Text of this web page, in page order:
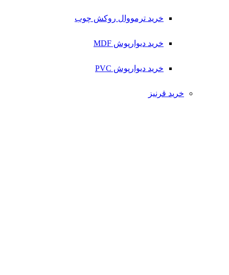
خرید ترمووال روکش چوب
خرید دیوارپوش MDF
خرید دیوارپوش PVC
خرید قرنیز